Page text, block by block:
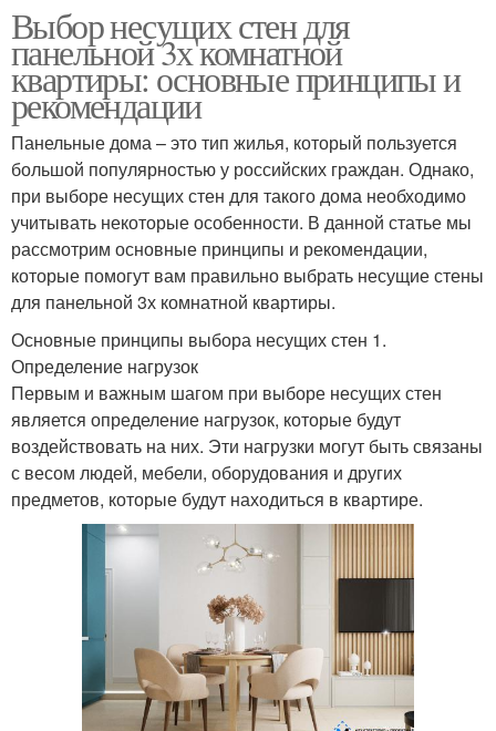
Выбор несущих стен для
панельной 3х комнатной
квартиры: основные принципы и
рекомендации
Панельные дома – это тип жилья, который пользуется
большой популярностью у российских граждан. Однако,
при выборе несущих стен для такого дома необходимо
учитывать некоторые особенности. В данной статье мы
рассмотрим основные принципы и рекомендации,
которые помогут вам правильно выбрать несущие стены
для панельной 3х комнатной квартиры.
Основные принципы выбора несущих стен 1.
Определение нагрузок
Первым и важным шагом при выборе несущих стен
является определение нагрузок, которые будут
воздействовать на них. Эти нагрузки могут быть связаны
с весом людей, мебели, оборудования и других
предметов, которые будут находиться в квартире.